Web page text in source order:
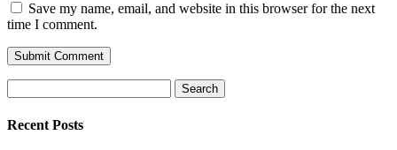
Save my name, email, and website in this browser for the next
time I comment.
for:
Recent Posts